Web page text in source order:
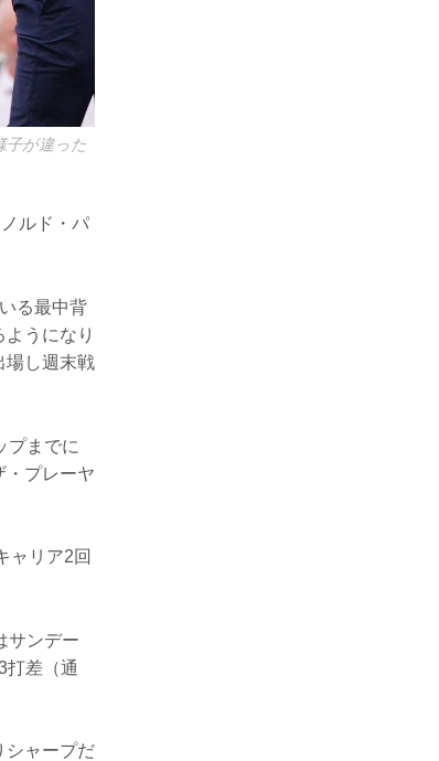
子が違った
ルド・パ
る最中背
うになり
場し週末戦
プまでに
・プレーヤ
ャリア2回
サンデー
打差（通
シャープだ